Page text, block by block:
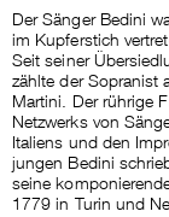
Der Sänger Bedini
im Kupferstich
Seit seiner
zählte der Sopranist
Martini. Der rührige
Netzwerks von
Italiens und den
jungen Bedini
seine
1779 in Turin und